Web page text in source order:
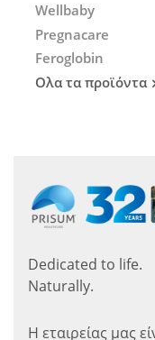
Wellbaby
Pregnacare
Feroglobin
Ολα τα προϊόντα
Dedicated to life.
Naturally.
Η εταιρείας μας